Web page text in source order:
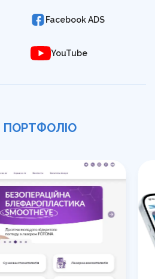
Facebook ADS
YouTube
ПОРТФОЛІО